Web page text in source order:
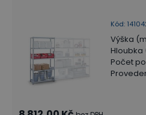
Kód:
Výška
Počet